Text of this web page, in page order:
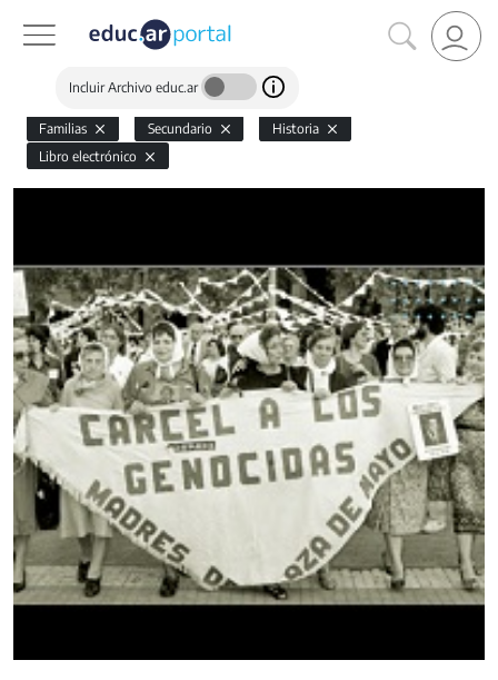
Incluir Archivo educ.ar
Familias Secundario
Historia
Libro electrónico